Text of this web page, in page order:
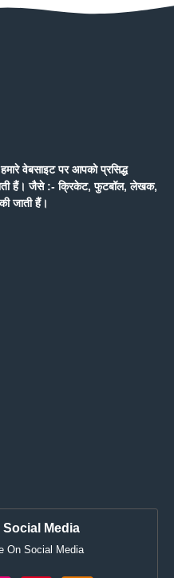
वेबसाइट पर आपको प्रसिद्ध
जाती हैं। जैसे :- क्रिकेट, फुटबॉल, लेखक,
जाती हैं।
Social Media
On Social Media